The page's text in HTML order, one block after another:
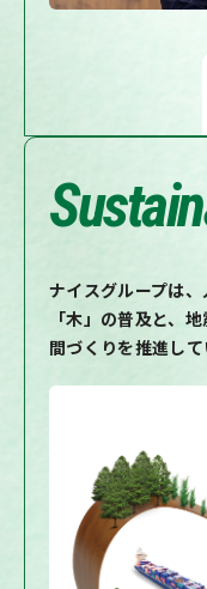
ナイスグループは
「木」の普及と、
間づくりを推進して